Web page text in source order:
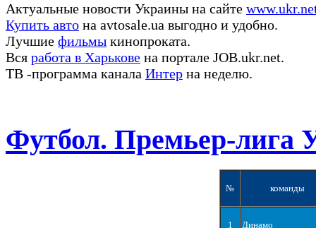
Актуальные новости Украины на сайте
Купить авто на avtosale.ua выгодно и удобно.
Лучшие фильмы кинопроката.
Вся работа в Харькове на портале JOB.ukr.net.
ТВ -программа канала Интер на неделю.
Футбол. Премьер-лига
№ команды
1 Динамо